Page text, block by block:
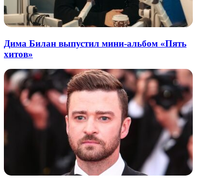
Дима Билан выпустил мини-альбом «Пять
хитов»